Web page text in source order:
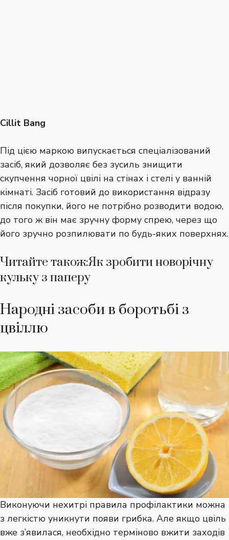
Cillit Bang
Під цією маркою випускається спеціалізований
засіб, який дозволяє без зусиль знищити
скупчення чорної цвілі на стінах і стелі у ванній
кімнаті. Засіб готовий до використання відразу
після покупки, його не потрібно розводити водою,
до того ж він має зручну форму спрею, через що
його зручно розпилювати по будь-яких поверхнях.
Читайте також:Як зробити новорічну
кульку з паперу
Народні засоби в боротьбі з
цвіллю
Виконуючи нехитрі правила профілактики можна
з легкістю уникнути появи грибка. Але якщо цвіль
вже з’явилася, необхідно терміново вжити заходів